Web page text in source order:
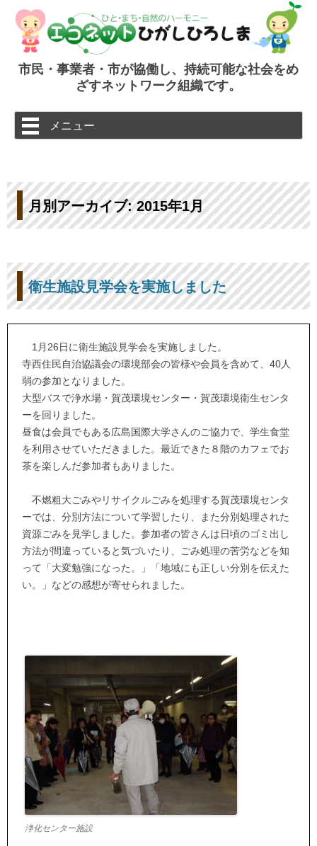
市民・事業者・市が協働し、持続可能な社会をめ
ざすネットワーク組織です。
メニュー
キ
ッ
プ
月別アーカイブ:2015年1月
衛生施設見学会を実施しました
1月26日に衛生施設見学会を実施しました。
寺西住民自治協議会の環境部会の皆様や会員を含めて、40人
弱の参加となりました。
大型バスで浄水場・賀茂環境センター・賀茂環境衛生センタ
ーを回りました。
昼食は会員でもある広島国際大学さんのご協力で、学生食堂
を利用させていただきました。最近できた８階のカフェでお
茶を楽しんだ参加者もありました。
不燃粗大ごみやリサイクルごみを処理する賀茂環境センタ
ーでは、分別方法について学習したり、また分別処理された
資源ごみを見学しました。参加者の皆さんは日頃のゴミ出し
方法が間違っていると気づいたり、ごみ処理の苦労などを知
って「大変勉強になった。」「地域にも正しい分別を伝えた
い。」などの感想が寄せられました。
浄化センター施設